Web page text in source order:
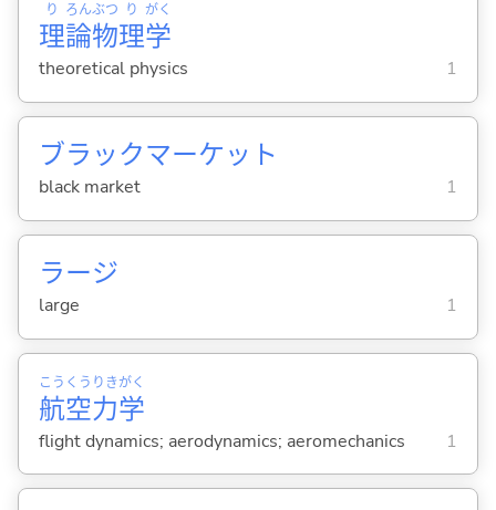
理
り
論
ろん
物
ぶつ
理
り
学
がく
theoretical physics 1
ブラックマーケット
black market 1
ラージ
large 1
航
こう
空
くう
力
りき
学
がく
flight dynamics; aerodynamics; aeromechanics 1